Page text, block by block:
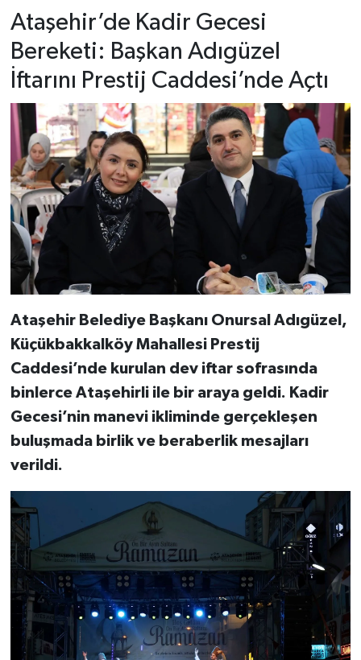
Ataşehir’de Kadir Gecesi
Bereketi: Başkan Adıgüzel
İftarını Prestij Caddesi’nde Açtı
Ataşehir Belediye Başkanı Onursal Adıgüzel,
Küçükbakkalköy Mahallesi Prestij
Caddesi’nde kurulan dev iftar sofrasında
binlerce Ataşehirli ile bir araya geldi. Kadir
Gecesi’nin manevi ikliminde gerçekleşen
buluşmada birlik ve beraberlik mesajları
verildi.